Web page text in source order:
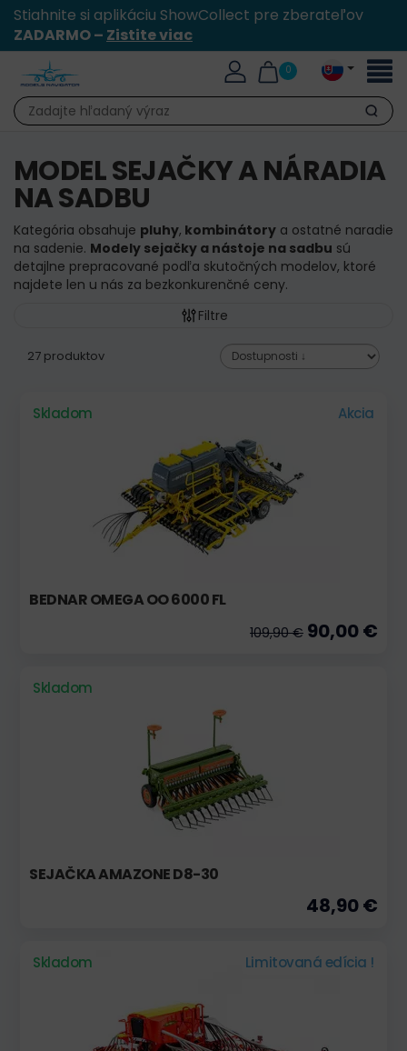
Stiahnite si aplikáciu ShowCollect pre zberateľov
ZADARMO – Zistite viac
0
Hľadať
MODEL SEJAČKY A NÁRADIA
NA SADBU
Kategória obsahuje pluhy, kombinátory a ostatné naradie
na sadenie. Modely sejačky a nástoje na sadbu sú
detajlne prepracované podľa skutočných modelov, ktoré
najdete len u nás za bezkonkurenčné ceny.
Filtre
27 produktov
Skladom Akcia
BEDNAR OMEGA OO 6000 FL
109,90 € 90,00 €
Skladom
SEJAČKA AMAZONE D8-30
48,90 €
Skladom Limitovaná edícia !